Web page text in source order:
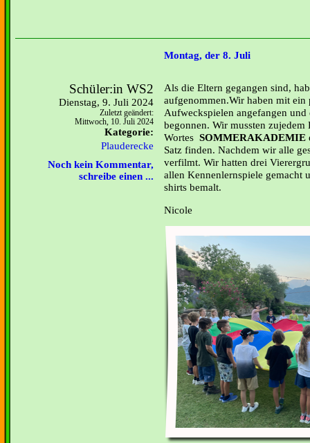
Montag, der 8. Juli
Schüler:in WS2
Dienstag, 9. Juli 2024
Zuletzt geändert:
Mittwoch, 10. Juli 2024
Kategorie:
Plauderecke
Noch kein Kommentar,
schreibe einen ...
Als die Eltern gegangen sind,
aufgenommen.Wir haben mit
Aufweckspielen angefangen
begonnen. Wir mussten zujedem
Wortes SOMMERAKADEMIE
Satz finden. Nachdem wir alle
verfilmt. Wir hatten drei
allen Kennenlernspiele gemacht
shirts bemalt.
Nicole